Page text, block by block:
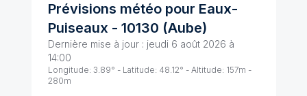
Prévisions météo pour Eaux-
Puiseaux - 10130 (Aube)
Dernière mise à jour : jeudi 6 août 2026 à
14:00
Longitude: 3.89° - Latitude: 48.12° - Altitude: 157m -
280m